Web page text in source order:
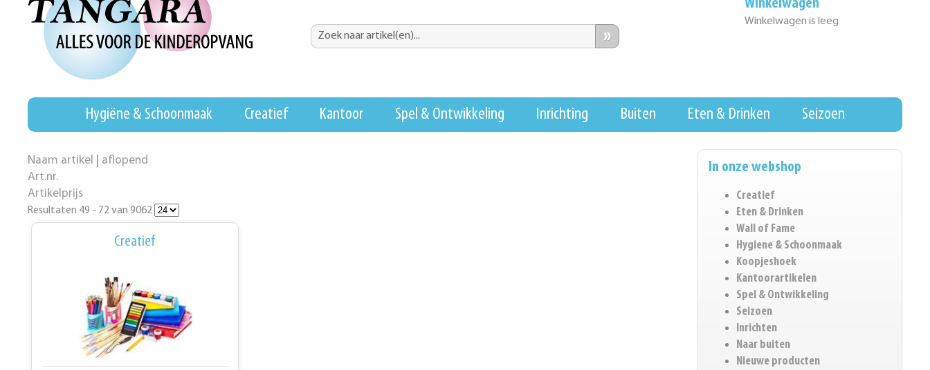
Winkelwagen
Winkelwagen is leeg
»
Hygiëne & Schoonmaak Creatief Kantoor Spel & Ontwikkeling Inrichting Buiten Eten & Drinken Seizoen
In onze webshop
Creatief
Eten & Drinken
Wall of Fame
Hygiene & Schoonmaak
Koopjeshoek
Kantoorartikelen
Spel & Ontwikkeling
Seizoen
Inrichten
Naar buiten
Nieuwe producten
Naam artikel | aflopend
Art.nr.
Artikelprijs
Resultaten 49 - 72 van 9062
Creatief